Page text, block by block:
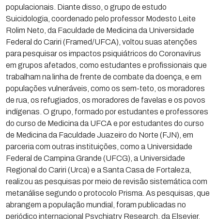
populacionais. Diante disso, o grupo de estudo
Suicidologia, coordenado pelo professor Modesto Leite
Rolim Neto, da Faculdade de Medicina da Universidade
Federal do Cariri (Framed/UFCA), voltou suas atenções
para pesquisar os impactos psiquiátricos do Coronavírus
em grupos afetados, como estudantes e profissionais que
trabalham na linha de frente de combate da doença, e em
populações vulneráveis, como os sem-teto, os moradores
de rua, os refugiados, os moradores de favelas e os povos
indígenas. O grupo, formado por estudantes e professores
do curso de Medicina da UFCA e por estudantes do curso
de Medicina da Faculdade Juazeiro do Norte (FJN), em
parceria com outras instituições, como a Universidade
Federal de Campina Grande (UFCG), a Universidade
Regional do Cariri (Urca) e a Santa Casa de Fortaleza,
realizou as pesquisas por meio de revisão sistemática com
metanálise segundo o protocolo Prisma. As pesquisas, que
abrangem a população mundial, foram publicadas no
periódico internacional Psychiatry Research, da Elsevier.